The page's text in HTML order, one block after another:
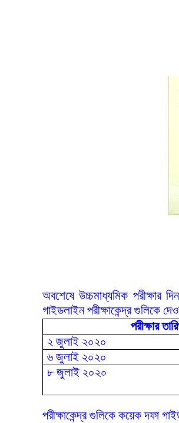
অবশেষে উচ্চমাধ্যমিক পরীক্ষার
গাইডলাইন পরীক্ষাকেন্দ্র গুলিকে
পরীক্ষার
২ জুলাই ২০২০
৬ জুলাই ২০২০
৮ জুলাই ২০২০
পরীক্ষাকেন্দ্র গুলিকে কয়েক দফা